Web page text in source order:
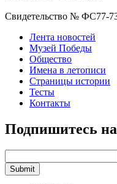
Свидетельство № ФС77-
Лента новостей
Музей Победы
Общество
Имена в летописи
Страницы истории
Тесты
Контакты
Подпишитесь